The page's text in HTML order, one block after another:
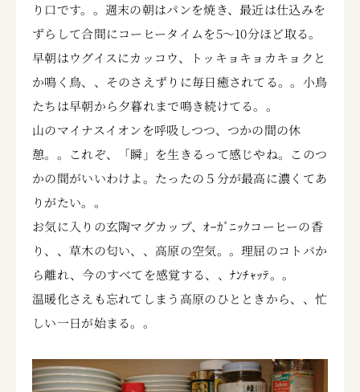
り口です。。週末の朝はパンを焼き、最近は仕込みを
ずらして合間にコーヒータイムを5～10分ほど取る。
早朝はウグイスにカッコウ、トッキョキョカキョクと
か鳴く鳥、、そのさえずりに毎日癒されてる。。小鳥
たちは早朝から夕暮れまで鳴き続けてる。。
山のマイナスイオンを呼吸しつつ、つかの間の休
憩。。これぞ、「瞬」を生きるって感じやね。このつ
かの間がいいわけよ。たったの５分が最高に濃くてあ
りがたい。。
お気に入りの玄陶マグカップ、ｵｰｶﾞﾆｯｸコーヒーの香
り、、草木の匂い、、高原の空気。。理屈のコトバか
ら離れ、今のすべてを感覚する、、ﾅﾝﾁｬｯﾃ。。
温暖化さえも忘れてしまう高原のひとときから、、忙
しい一日が始まる。。